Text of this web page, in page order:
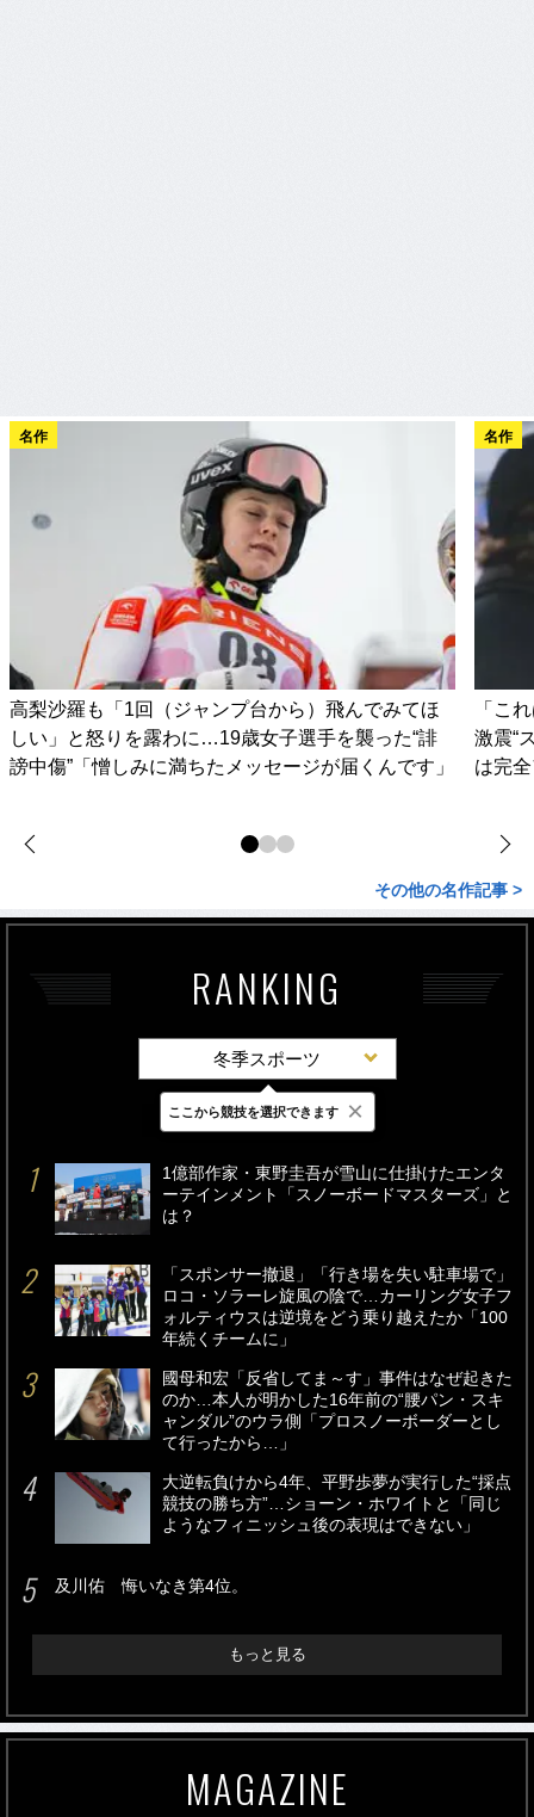
名作
高梨沙羅も「1回（ジャンプ台から）飛んでみてほ
しい」と怒りを露わに…19歳女子選手を襲った“誹
謗中傷”「憎しみに満ちたメッセージが届くんです」
名作
「こ
激震“
は完
その他の名作記事 >
RANKING
冬季スポーツ
最新 24時間 週間
1億部作家・東野圭吾が雪山に仕掛けたエンタ
ーテインメント「スノーボードマスターズ」と
は？
「スポンサー撤退」「行き場を失い駐車場で」
ロコ・ソラーレ旋風の陰で…カーリング女子フ
ォルティウスは逆境をどう乗り越えたか「100
年続くチームに」
國母和宏「反省してま～す」事件はなぜ起きた
のか…本人が明かした16年前の“腰パン・スキ
ャンダル”のウラ側「プロスノーボーダーとし
て行ったから…」
大逆転負けから4年、平野歩夢が実行した“採点
競技の勝ち方”…ショーン・ホワイトと「同じ
ようなフィニッシュ後の表現はできない」
及川佑 悔いなき第4位。
もっと見る
MAGAZINE
ここから競技を選択できます ×